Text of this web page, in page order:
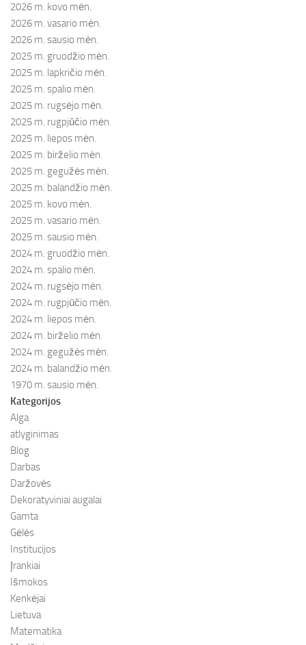
2026 m. kovo mėn.
2026 m. vasario mėn.
2026 m. sausio mėn.
2025 m. gruodžio mėn.
2025 m. lapkričio mėn.
2025 m. spalio mėn.
2025 m. rugsėjo mėn.
2025 m. rugpjūčio mėn.
2025 m. liepos mėn.
2025 m. birželio mėn.
2025 m. gegužės mėn.
2025 m. balandžio mėn.
2025 m. kovo mėn.
2025 m. vasario mėn.
2025 m. sausio mėn.
2024 m. gruodžio mėn.
2024 m. spalio mėn.
2024 m. rugsėjo mėn.
2024 m. rugpjūčio mėn.
2024 m. liepos mėn.
2024 m. birželio mėn.
2024 m. gegužės mėn.
2024 m. balandžio mėn.
1970 m. sausio mėn.
Kategorijos
Alga
atlyginimas
Blog
Darbas
Daržovės
Dekoratyviniai augalai
Gamta
Gėlės
Institucijos
Įrankiai
Išmokos
Kenkėjai
Lietuva
Matematika